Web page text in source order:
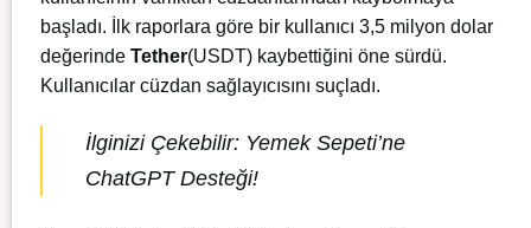
başladı. İlk raporlara göre bir kullanıcı 3,5 milyon dolar
değerinde Tether(USDT) kaybettiğini öne sürdü.
Kullanıcılar cüzdan sağlayıcısını suçladı.
İlginizi Çekebilir: Yemek Sepeti’ne
ChatGPT Desteği!